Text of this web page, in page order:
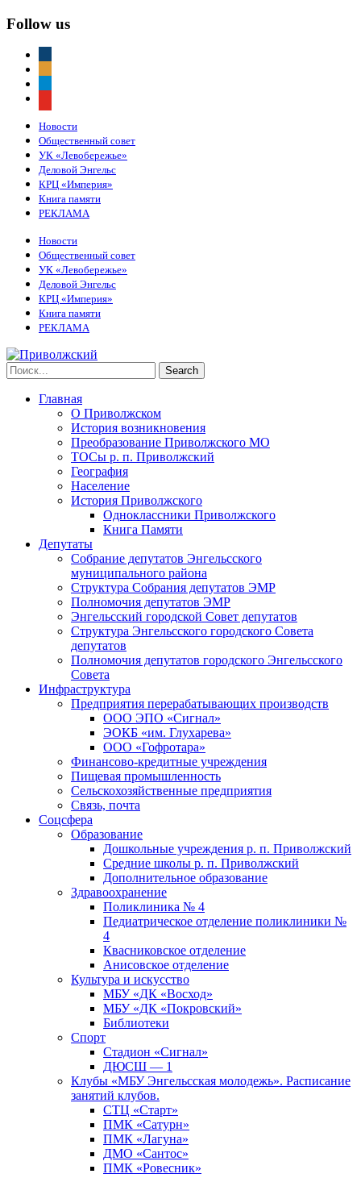
Follow us
Новости
Общественный совет
УК «Левобережье»
Деловой Энгельс
КРЦ «Империя»
Книга памяти
РЕКЛАМА
Новости
Общественный совет
УК «Левобережье»
Деловой Энгельс
КРЦ «Империя»
Книга памяти
РЕКЛАМА
Главная
О Приволжском
История возникновения
Преобразование Приволжского МО
ТОСы р. п. Приволжский
География
Население
История Приволжского
Одноклассники Приволжского
Книга Памяти
Депутаты
Собрание депутатов Энгельсского
муниципального района
Структура Собрания депутатов ЭМР
Полномочия депутатов ЭМР
Энгельсский городской Совет депутатов
Структура Энгельсского городского Совета
депутатов
Полномочия депутатов городского Энгельсского
Совета
Инфраструктура
Предприятия перерабатывающих производств
ООО ЭПО «Сигнал»
ЭОКБ «им. Глухарева»
ООО «Гофротара»
Финансово-кредитные учреждения
Пищевая промышленность
Сельскохозяйственные предприятия
Связь, почта
Соцсфера
Образование
Дошкольные учреждения р. п. Приволжский
Средние школы р. п. Приволжский
Дополнительное образование
Здравоохранение
Поликлиника № 4
Педиатрическое отделение поликлиники №
4
Квасниковское отделение
Анисовское отделение
Культура и искусство
МБУ «ДК «Восход»
МБУ «ДК «Покровский»
Библиотеки
Спорт
Стадион «Сигнал»
ДЮСШ — 1
Клубы «МБУ Энгельсская молодежь». Расписание
занятий клубов.
СТЦ «Старт»
ПМК «Сатурн»
ПМК «Лагуна»
ДМО «Сантос»
ПМК «Ровесник»